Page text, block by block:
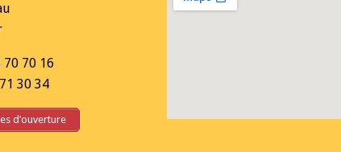
70 70 16
30 34
d’ouverture